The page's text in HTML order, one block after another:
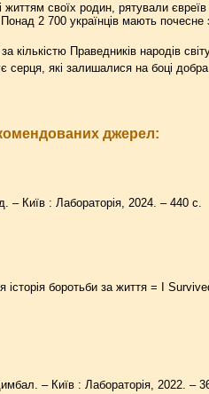
своїх родин, рятували
2 700 українців мають
кількістю Праведників народів
які залишалися на боці
джерел:
– Київ : Лабораторія, 2024. – 440 с.
історія боротьби за життя = I
– Київ : Лабораторія, 2022. –